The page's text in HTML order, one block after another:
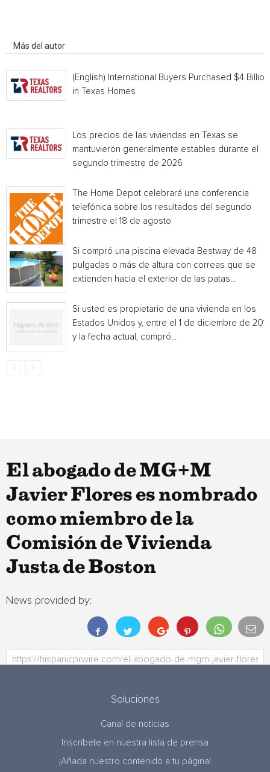
Más del autor
(English) International Buyers Purchased $4 Billion
in Texas Homes
Los precios de las viviendas en Texas se
mantuvieron generalmente estables durante el
segundo trimestre de 2026
The Home Depot celebrará una conferencia
telefónica sobre los resultados del segundo
trimestre el 18 de agosto
Si compró una piscina elevada Bestway de 48
pulgadas o más de altura con correas que se
extienden hacia el exterior de las patas...
Si usted es propietario de una vivienda en los
Estados Unidos y, entre el 1 de diciembre de
y la fecha actual, compró...
El abogado de MG+M
Javier Flores es nombrado
como miembro de la
Comisión de Vivienda
Justa de Boston
News provided by:
Soluciones
Canal de noticias
Inscríbete en nuestra lista de prensa
¡Añada nuestro contenido a tu página!